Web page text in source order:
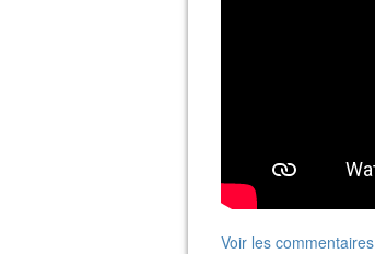
Voir les commentaires